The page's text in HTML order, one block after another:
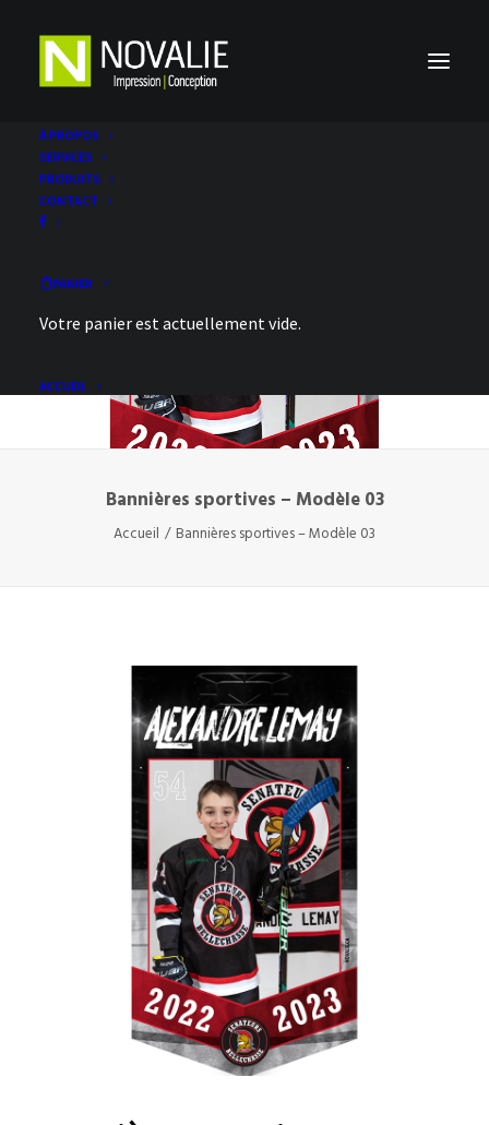
À PROPOS
SERVICES
PRODUITS
CONTACT
PANIER
Votre panier est actuellement vide.
ACCUEIL
Bannières sportives – Modèle 03
Accueil Bannières sportives – Modèle 03